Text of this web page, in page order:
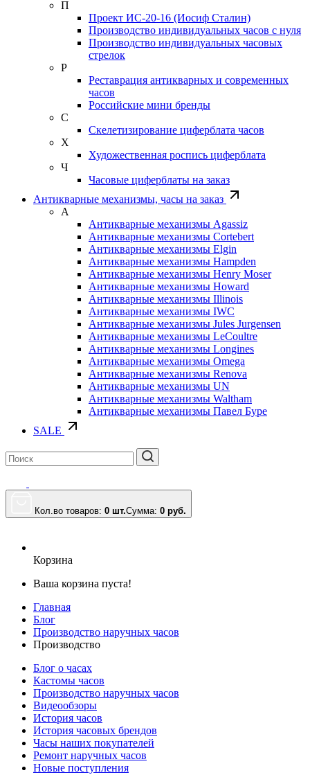
П
Проект ИС-20-16 (Иосиф Сталин)
Производство индивидуальных часов с нуля
Производство индивидуальных часовых
стрелок
Р
Реставрация антикварных и современных
часов
Российские мини бренды
С
Скелетизирование циферблата часов
Х
Художественная роспись циферблата
Ч
Часовые циферблаты на заказ
Антикварные механизмы, часы на заказ
А
Антикварные механизмы Agassiz
Антикварные механизмы Cortebert
Антикварные механизмы Elgin
Антикварные механизмы Hampden
Антикварные механизмы Henry Moser
Антикварные механизмы Howard
Антикварные механизмы Illinois
Антикварные механизмы IWC
Антикварные механизмы Jules Jurgensen
Антикварные механизмы LeCoultre
Антикварные механизмы Longines
Антикварные механизмы Omega
Антикварные механизмы Renova
Антикварные механизмы UN
Антикварные механизмы Waltham
Антикварные механизмы Павел Буре
SALE
Кол.во товаров: 0 шт.Сумма: 0 руб.
Корзина
Ваша корзина пуста!
Главная
Блог
Производство наручных часов
Производство
Блог о часах
Кастомы часов
Производство наручных часов
Видеообзоры
История часов
История часовых брендов
Часы наших покупателей
Ремонт наручных часов
Новые поступления